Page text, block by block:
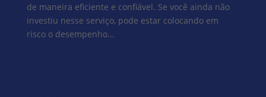
de maneira eficiente e confiável. Se você ainda não
investiu nesse serviço, pode estar colocando em
risco o desempenho...